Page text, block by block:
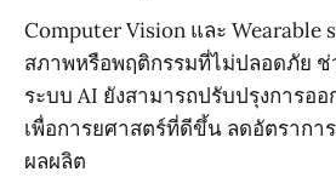
Computer Vision และ Wearable
สภาพหรือพฤติกรรมที่ไม่ปลอดภัย
ระบบ AI ยังสามารถปรับปรุงการอ
เพื่อการยศาสตร์ที่ดีขึ้น ลดอัตรากา
ผลผลิต